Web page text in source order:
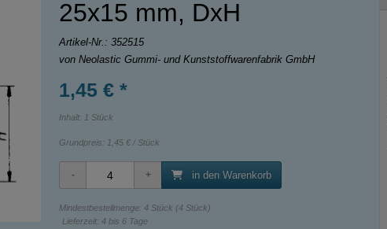
25x15 mm, DxH
Artikel-Nr.: 352515
von Neolastic Gummi- und Kunststoffwarenfabrik GmbH
1,45 € *
Inhalt: 1 Stück
Grundpreis: 1,45 € / Stück
in den Warenkorb
Mindestbestellmenge: 4 Stück (4 Stück)
Lieferzeit: 4 bis 6 Tage